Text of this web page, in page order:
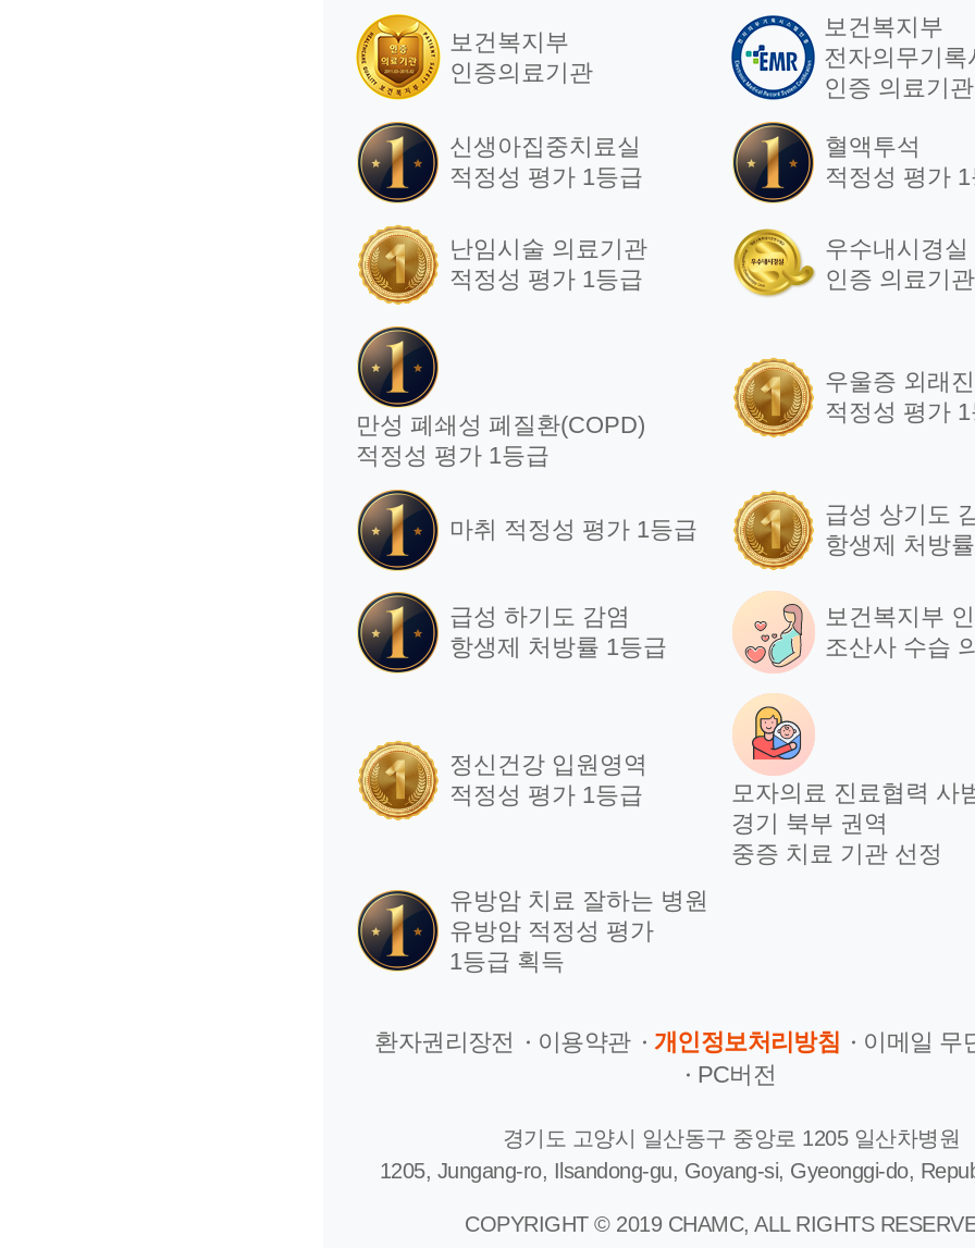
보건복지부
인증의료기관
보건복지부
전자의무기록
인증 의료기관
신생아집중치료실
적정성 평가 1등급
혈액투석
적정성 평가
난임시술 의료기관
적정성 평가 1등급
우수내시경실
인증 의료기관
만성 폐쇄성 폐질환(COPD)
적정성 평가 1등급
우울증 외래
적정성 평가
마취 적정성 평가 1등급
급성 상기도
항생제 처방
급성 하기도 감염
항생제 처방률 1등급
보건복지부
조산사 수습
정신건강 입원영역
적정성 평가 1등급
모자의료 진료협력 사
경기 북부 권역
중증 치료 기관 선정
유방암 치료 잘하는 병원
유방암 적정성 평가
1등급 획득
환자권리장전 이용약관 개인정보처리방침
이메일 무
PC버전
경기도 고양시 일산동구 중앙로 1205 일산차병원
1205, Jungang-ro, Ilsandong-gu, Goyang-si, Gyeonggi-do,
COPYRIGHT © 2019 CHAMC, ALL RIGHTS